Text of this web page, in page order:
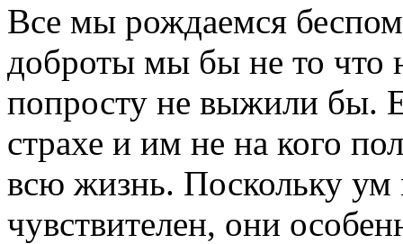
Все мы рождаемся
доброты мы бы не то что
попросту не выжили бы.
страхе и им не на кого
всю жизнь. Поскольку ум
чувствителен, они